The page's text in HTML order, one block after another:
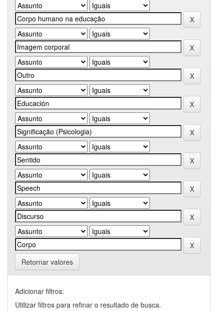
Retornar valores
Adicionar filtros:
Utilizar filtros para refinar o resultado de busca.